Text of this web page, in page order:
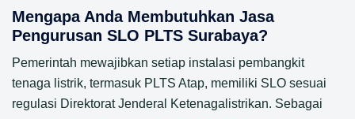
Mengapa Anda Membutuhkan Jasa
Pengurusan SLO PLTS Surabaya?
Pemerintah mewajibkan setiap instalasi pembangkit
tenaga listrik, termasuk PLTS Atap, memiliki SLO sesuai
regulasi Direktorat Jenderal Ketenagalistrikan. Sebagai